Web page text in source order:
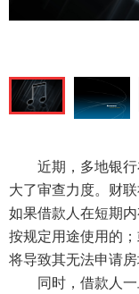
近期，多地银
大了审查力度。财
如果借款人在短期
按规定用途使用的
将导致其无法申请房
同时，借款人